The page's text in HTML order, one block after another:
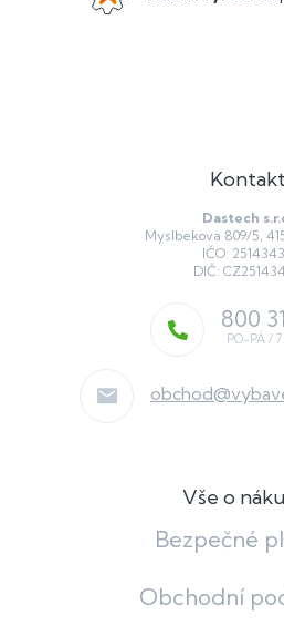
Dastech
Myslbekova 809/5,
IČO:
DIČ:
obchod@
800
Vše o
Bezpečné
Obchodní